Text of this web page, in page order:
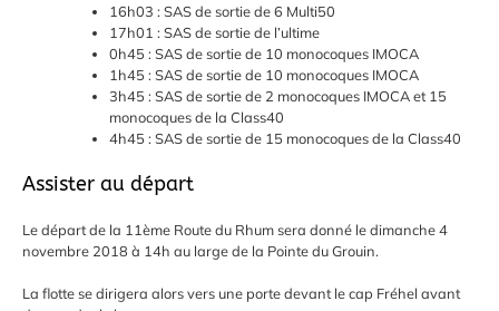
16h03 : SAS de sortie de 6 Multi50
17h01 : SAS de sortie de l’ultime
0h45 : SAS de sortie de 10 monocoques IMOCA
1h45 : SAS de sortie de 10 monocoques IMOCA
3h45 : SAS de sortie de 2 monocoques IMOCA et 15
monocoques de la Class40
4h45 : SAS de sortie de 15 monocoques de la Class40
Assister au départ
Le départ de la 11ème Route du Rhum sera donné le dimanche 4
novembre 2018 à 14h au large de la Pointe du Grouin.
La flotte se dirigera alors vers une porte devant le cap Fréhel avant